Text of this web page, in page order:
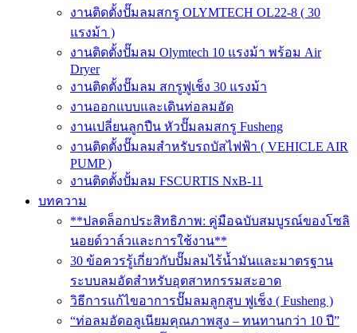
งานติดตั้งปั๊มลมสกรู OLYMTECH OL22-8 ( 30
แรงม้า )
งานติดตั้งปั๊มลม Olymtech 10 แรงม้า พร้อม Air
Dryer
งานติดตั้งปั๊มลม สกรูฟูเช็ง 30 แรงม้า
งานออกแบบและเดินท่อลมอัด
งานเปลี่ยนลูกปืน หัวปั๊มลมสกรู Fusheng
งานติดตั้งปั๊มลมสำหรับรถบัสไฟฟ้า ( VEHICLE AIR
PUMP )
งานติดตั้งปั้มลม FSCURTIS NxB-11
บทความ
**ปลดล็อกประสิทธิภาพ: คู่มือฉบับสมบูรณ์ของโซลิ
นอยด์วาล์วและการใช้งาน**
30 ข้อควรรู้เกี่ยวกับปั๊มลมไร้น้ำมันและมาตรฐาน
ระบบลมอัดสำหรับอุตสาหกรรมสะอาด
วิธีการแก้ไขอาการปั๊มลมลูกสูบ ฟูเช็ง ( Fusheng )
“ท่อลมอัดอลูเนียมคุณภาพสูง – ทนทานกว่า 10 ปี”